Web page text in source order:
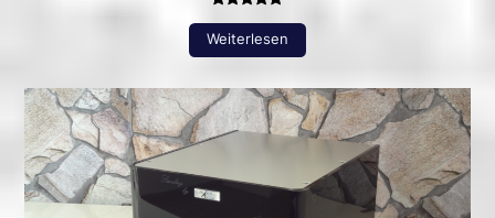
mit5.00
auf
Kundenbewertungen
Weiterlesen